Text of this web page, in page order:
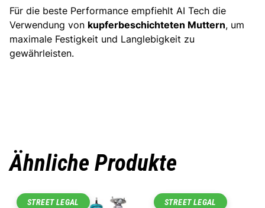
Für die beste Performance empfiehlt AI Tech die
Verwendung von kupferbeschichteten Muttern, um
maximale Festigkeit und Langlebigkeit zu
gewährleisten.
Ähnliche Produkte
STREET LEGAL STREET LEGAL